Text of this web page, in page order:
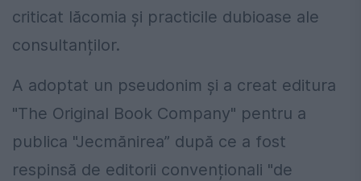
criticat lăcomia și practicile dubioase ale
consultanților.
A adoptat un pseudonim și a creat editura
"The Original Book Company" pentru a
publica "Jecmănirea” după ce a fost
respinsă de editorii convenționali "de